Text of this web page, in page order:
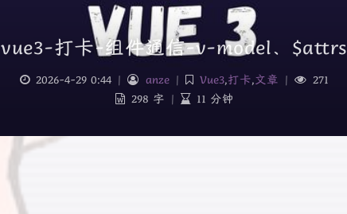
vue3-打卡-组件通信-v-model、$attrs
2026-4-29 0:44 | anze | Vue3,打卡,文章 |
271
298 字 | 11 分钟